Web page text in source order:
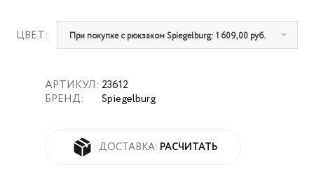
АРТИКУЛ:
БРЕНД:
23612
Spiegelburg
ДОСТАВКА: РАСЧИТАТЬ
ЦВЕТ: При покупке с рюкзаком Spiegelburg: 1 609,00 руб.